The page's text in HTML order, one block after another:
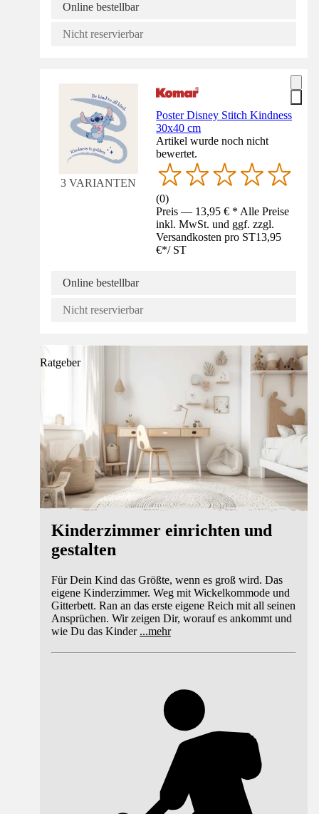
Online bestellbar
Nicht reservierbar
3 VARIANTEN
Poster Disney Stitch Kindness
30x40 cm
Artikel wurde noch nicht
bewertet.
(0)
Preis — 13,95 € * Alle Preise
inkl. MwSt. und ggf. zzgl.
Versandkosten pro ST13,95
€*/ ST
Online bestellbar
Nicht reservierbar
Ratgeber
Kinderzimmer einrichten und
gestalten
Für Dein Kind das Größte, wenn es groß wird. Das
eigene Kinderzimmer. Weg mit Wickelkommode und
Gitterbett. Ran an das erste eigene Reich mit all seinen
Ansprüchen. Wir zeigen Dir, worauf es ankommt und
wie Du das Kinder ...mehr